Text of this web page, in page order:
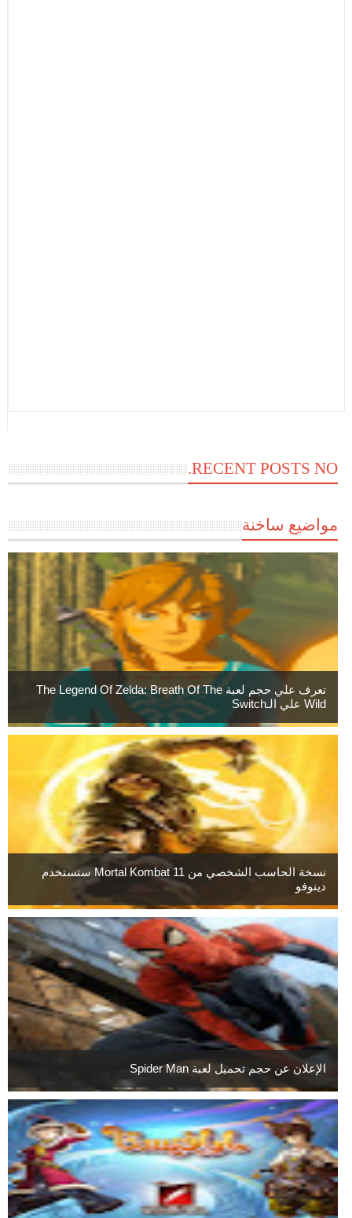
RECENT POSTS NO.
مواضيع ساخنة
تعرف علي حجم لعبة The Legend Of Zelda: Breath Of The
Wild علي الـSwitch
نسخة الحاسب الشخصي من Mortal Kombat 11 ستستخدم
دينوفو
الإعلان عن حجم تحميل لعبة Spider Man